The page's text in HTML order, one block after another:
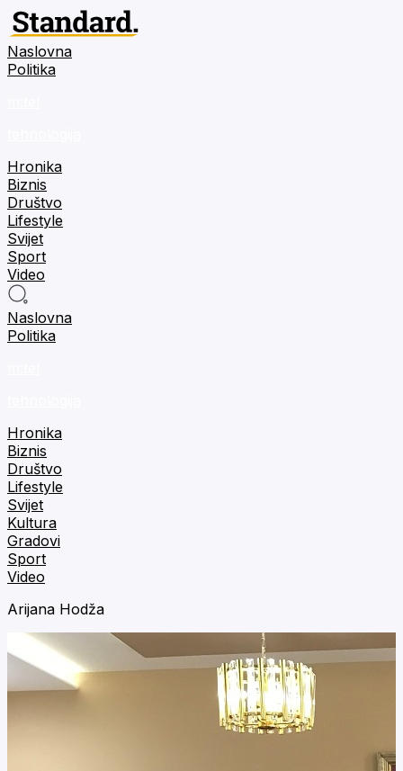
Naslovna
Politika
Hronika
Biznis
Društvo
Lifestyle
Svijet
Sport
Video
Naslovna
Politika
Hronika
Biznis
Društvo
Lifestyle
Svijet
Kultura
Gradovi
Sport
Video
Arijana Hodža